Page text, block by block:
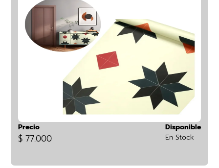
Precio
$ 77.000
Disponible
En Stock